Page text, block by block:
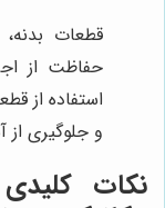
قطعات
حفاظت از
استفاده از
و جلوگیری
نکات